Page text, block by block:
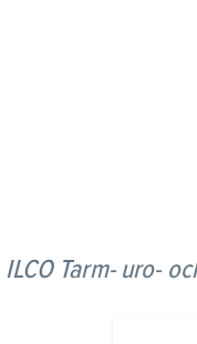
ILCO Tarm- uro-